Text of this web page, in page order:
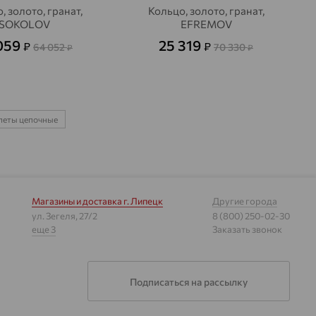
золото, гранат,
SOKOLOV
₽ 64 052₽
Кольцо, золото, гранат,
EFREMOV
25 319 ₽ 70 330₽
цепочные
Магазины и доставка г. Липецк
ул. Зегеля, 27/2
еще 3
Другие города
8 (800) 250-02-30
Заказать звонок
Подписаться на рассылку